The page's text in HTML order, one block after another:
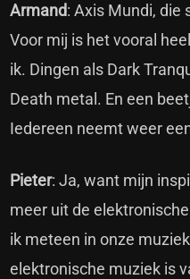
Armand: Axis Mundi, die
Voor mij is het vooral
ik. Dingen als Dark
Death metal. En een
Iedereen neemt weer
Pieter: Ja, want mijn
meer uit de
ik meteen in onze
elektronische muziek is